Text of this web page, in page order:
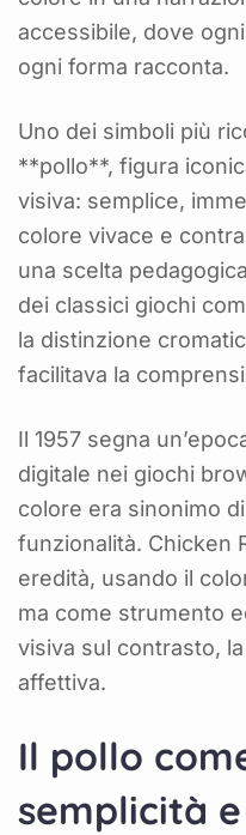
accessibile, dove
ogni forma racconta.
Uno dei simboli più
**pollo**, figura
visiva: semplice,
colore vivace e
una scelta
dei classici giochi
la distinzione
facilitava la
Il 1957 segna
digitale nei giochi
colore era sinonimo
funzionalità. Chicken
eredità, usando il
ma come strumento
visiva sul contrasto,
affettiva.
Il pollo
semplicità